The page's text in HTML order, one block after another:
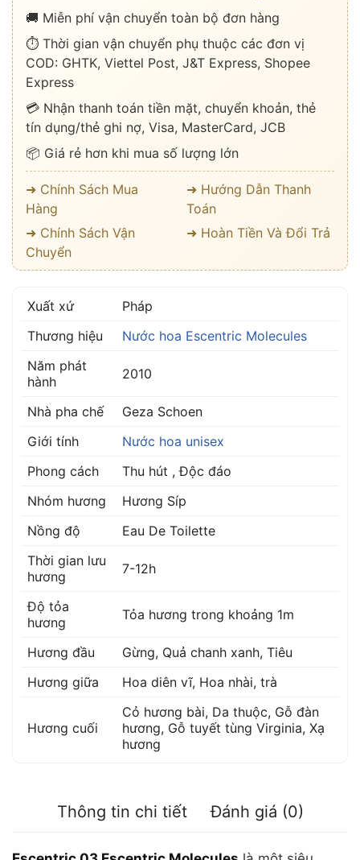
🚚 Miễn phí vận chuyển toàn bộ đơn hàng
⏱️ Thời gian vận chuyển phụ thuộc các đơn vị
COD: GHTK, Viettel Post, J&T Express, Shopee
Express
💳 Nhận thanh toán tiền mặt, chuyển khoản, thẻ
tín dụng/thẻ ghi nợ, Visa, MasterCard, JCB
📦 Giá rẻ hơn khi mua số lượng lớn
➜ Chính Sách Mua
Hàng
➜ Hướng Dẫn Thanh
Toán
➜ Chính Sách Vận
Chuyển
➜ Hoàn Tiền Và Đổi Trả
Xuất xứ
Pháp
Thương hiệu
Nước hoa Escentric Molecules
Năm phát
hành
2010
Nhà pha chế
Geza Schoen
Giới tính
Nước hoa unisex
Phong cách
Thu hút , Độc đáo
Nhóm hương
Hương Síp
Nồng độ
Eau De Toilette
Thời gian lưu
hương
7-12h
Độ tỏa
hương
Tỏa hương trong khoảng 1m
Hương đầu Gừng, Quả chanh xanh, Tiêu
Hương giữa
Hoa diên vĩ, Hoa nhài, trà
Hương cuối
Cỏ hương bài, Da thuộc, Gỗ đàn
hương, Gỗ tuyết tùng Virginia, Xạ
hương
Thông tin chi tiết Đánh giá (0)